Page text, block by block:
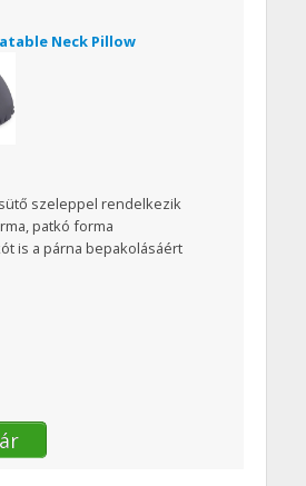
Neck Pillow
szeleppel rendelkezik
patkó forma
is a párna bepakolásáért